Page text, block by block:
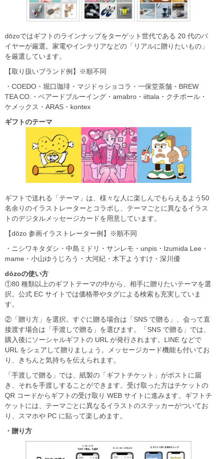
dōzoではギフトのラインナップをターゲット世代である 20 代のバ
イヤーが厳選。家電やインテリアなどの「リアルに贈りたいもの」
を厳選しています。
【取り扱いブランド例】※順不同
・COEDO・堀口珈琲・マジドゥショコラ・一保堂茶舗・BREW
TEA CO.・ベアードブルーイング・amabro・iittala・クチポール・
ケメックス・ARAS・kontex
ギフトのテーマ
ギフトで送れる「テーマ」は、様々な人に楽しんでもらえるよう50
名余りのイラストレーターとコラボし、テーマごとに異なるイラス
トのデジタルメッセージカードを用意しています。
【dōzo 参画イラストレーター例】※順不同
・ニシワキタダシ・中島ミドリ・サンレモ・unpis・Izumida Lee・
mame・小山ゆうじろう・大河紀・木下ようすけ・深川優
dōzoの使い方
①80 種類以上のギフトテーマの中から、相手に贈りたいテーマを選
択。公式 EC サイトでは価格帯やタグによる検索も充実していま
す。
②「贈り方」を選択。すぐに贈る場合は「SNS で贈る」、会って直
接渡す場合は「手渡しで贈る」を選びます。「SNS で贈る」では、
購入後にソーシャルギフトの URL が発行されます。LINE などで
URL をシェアして贈りましょう。メッセージカード機能も付いてお
り、きちんと気持ちを伝えられます。
「手渡しで贈る」では、紙製の「ギフトチケット」がポストに届
き、それを手渡しすることができます。受け取った方はチケットの
QR コードからギフトの受け取り WEB サイトに進みます。ギフトチ
ケットには、テーマごとに異なるイラストのステッカーがついてお
り、スマホや PC に貼って楽しめます。
・贈り方